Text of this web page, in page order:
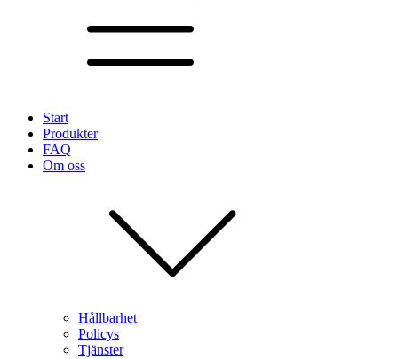
Start
Produkter
FAQ
Om oss
Hållbarhet
Policys
Tjänster